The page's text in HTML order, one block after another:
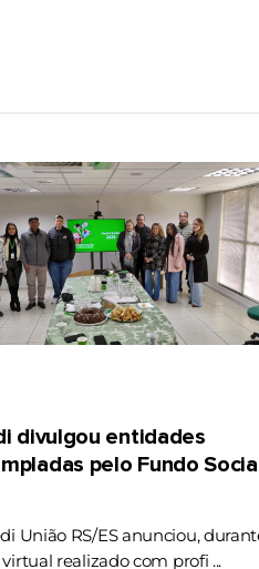
divulgou entidades
pelo Fundo
União RS/ES anunciou,
realizado com profi ...